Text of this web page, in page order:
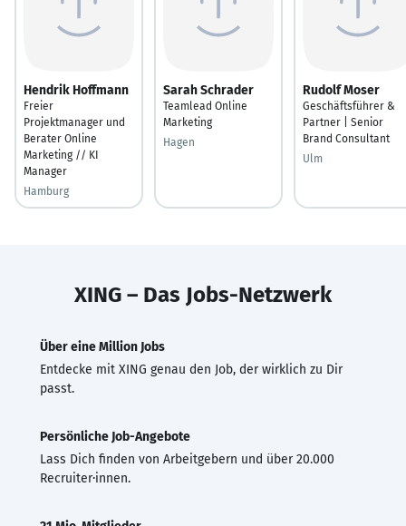
Hendrik Hoffmann
Freier
Projektmanager und
Berater Online
Marketing // KI
Manager
Hamburg
Sarah Schrader
Teamlead Online
Marketing
Hagen
Rudolf Moser
Geschäftsführer &
Partner | Senior
Brand Consultant
Ulm
XING – Das Jobs-Netzwerk
Über eine Million Jobs
Entdecke mit XING genau den Job, der wirklich zu Dir
passt.
Persönliche Job-Angebote
Lass Dich finden von Arbeitgebern und über 20.000
Recruiter·innen.